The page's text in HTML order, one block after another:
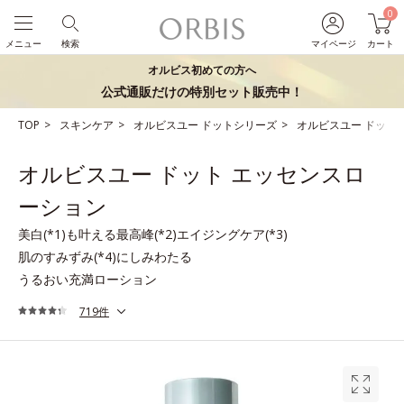
マイページ
0
カート
検索
メニュー
オルビス初めての方へ
公式通販だけの特別セット販売中！
TOP スキンケア オルビスユー ドットシリーズ オルビスユー ドット
オルビスユー ドット エッセンスロ
ーション
美白(*1)も叶える最高峰(*2)エイジングケア(*3)
肌のすみずみ(*4)にしみわたる
うるおい充満ローション
719件